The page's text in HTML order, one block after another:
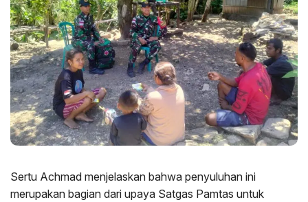
Sertu Achmad menjelaskan bahwa penyuluhan ini
merupakan bagian dari upaya Satgas Pamtas untuk